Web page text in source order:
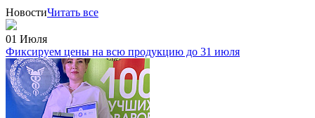
НовостиЧитать все
01 Июля
Фиксируем цены на всю продукцию до 31 июля